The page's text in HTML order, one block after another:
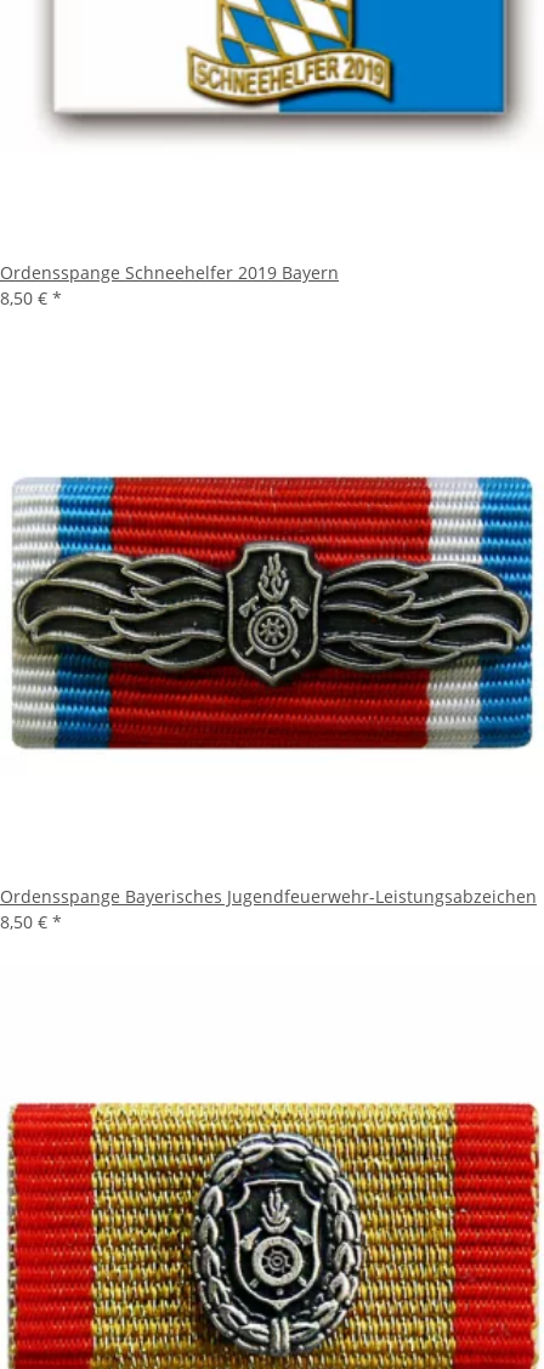
Ordensspange Schneehelfer 2019 Bayern
8,50 € *
Ordensspange Bayerisches Jugendfeuerwehr-Leistungsabzeichen
8,50 € *